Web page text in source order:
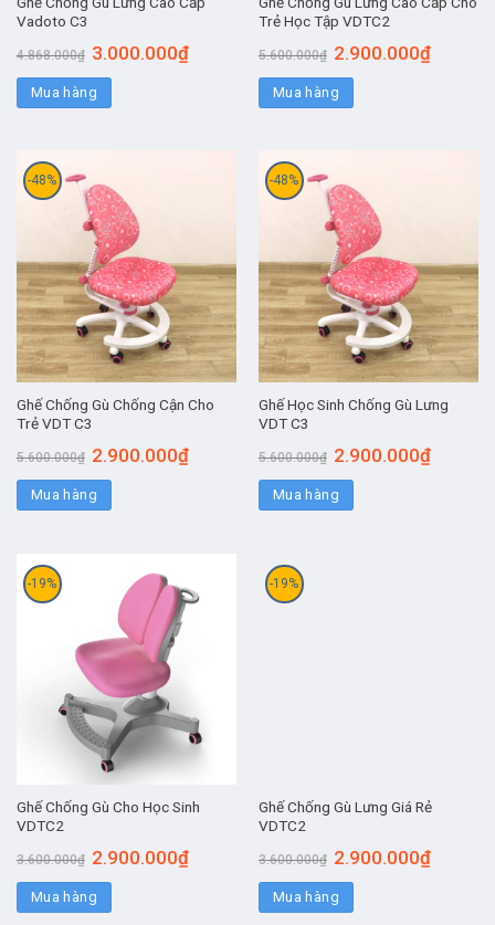
Vadoto C3
4.868.000₫ 3.000.000₫
Mua hàng
Trẻ Học Tập VDTC2
5.600.000₫ 2.900.000₫
Mua hàng
-48%
Ghế Chống Gù Chống Cận Cho
Trẻ VDT C3
5.600.000₫ 2.900.000₫
Mua hàng
-48%
Ghế Học Sinh Chống Gù Lưng
VDT C3
5.600.000₫ 2.900.000₫
Mua hàng
-19%
Ghế Chống Gù Cho Học Sinh
VDTC2
3.600.000₫ 2.900.000₫
Mua hàng
-19%
Ghế Chống Gù Lưng Giá Rẻ
VDTC2
3.600.000₫ 2.900.000₫
Mua hàng